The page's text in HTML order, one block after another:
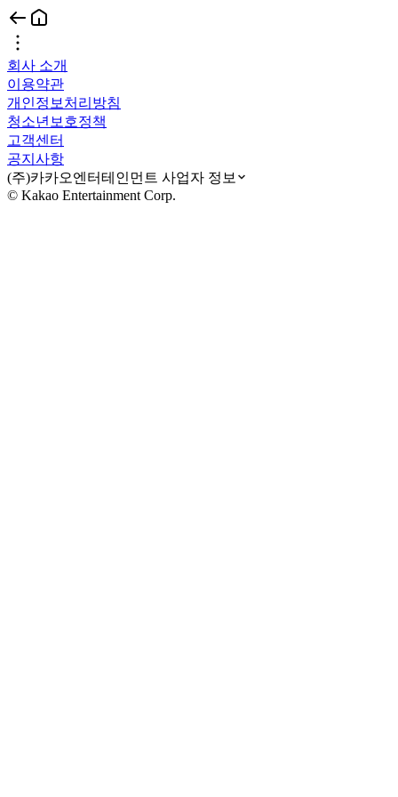
회사 소개
이용약관
개인정보처리방침
청소년보호정책
고객센터
공지사항
(주)카카오엔터테인먼트 사업자 정보
© Kakao Entertainment Corp.